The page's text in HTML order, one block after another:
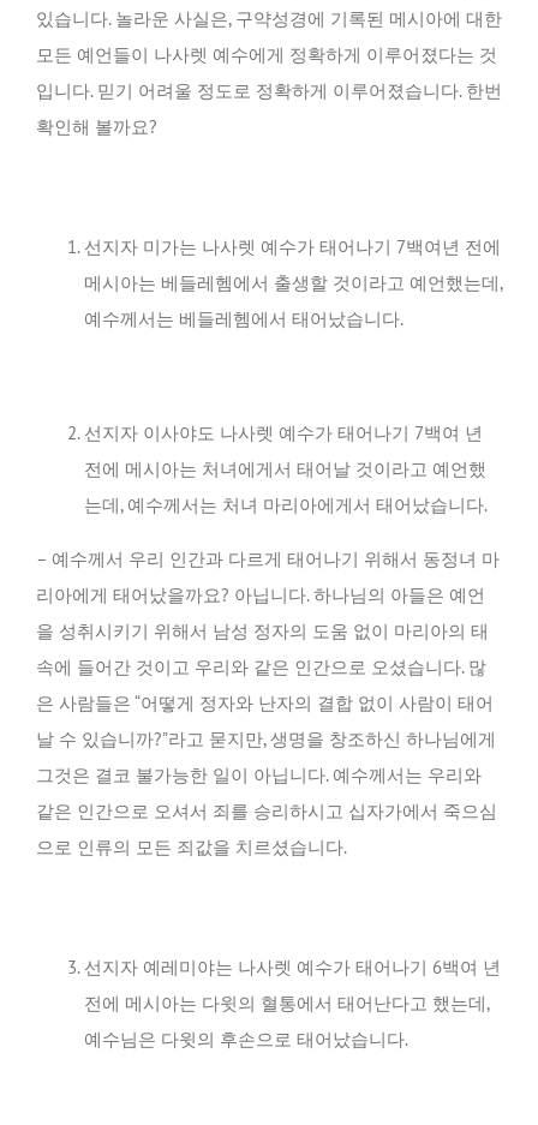
있습니다. 놀라운 사실은, 구약성경에 기록된 메시아에 대한
모든 예언들이 나사렛 예수에게 정확하게 이루어졌다는 것
입니다. 믿기 어려울 정도로 정확하게 이루어졌습니다. 한번
확인해 볼까요?
선지자 미가는 나사렛 예수가 태어나기 7백여년 전에
메시아는 베들레헴에서 출생할 것이라고 예언했는데,
예수께서는 베들레헴에서 태어났습니다.
선지자 이사야도 나사렛 예수가 태어나기 7백여 년
전에 메시아는 처녀에게서 태어날 것이라고 예언했
는데, 예수께서는 처녀 마리아에게서 태어났습니다.
– 예수께서 우리 인간과 다르게 태어나기 위해서 동정녀 마
리아에게 태어났을까요? 아닙니다. 하나님의 아들은 예언
을 성취시키기 위해서 남성 정자의 도움 없이 마리아의 태
속에 들어간 것이고 우리와 같은 인간으로 오셨습니다. 많
은 사람들은 “어떻게 정자와 난자의 결합 없이 사람이 태어
날 수 있습니까?”라고 묻지만, 생명을 창조하신 하나님에게
그것은 결코 불가능한 일이 아닙니다. 예수께서는 우리와
같은 인간으로 오셔서 죄를 승리하시고 십자가에서 죽으심
으로 인류의 모든 죄값을 치르셨습니다.
선지자 예레미야는 나사렛 예수가 태어나기 6백여 년
전에 메시아는 다윗의 혈통에서 태어난다고 했는데,
예수님은 다윗의 후손으로 태어났습니다.